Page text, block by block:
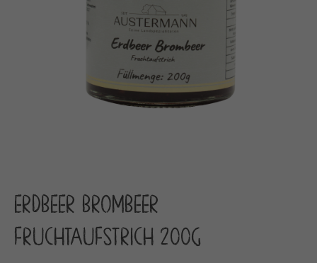
ERDBEER BROMBEER
FRUCHTAUFSTRICH 200G